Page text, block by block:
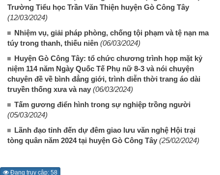
Trường Tiểu học Trần Văn Thiện huyện Gò Công Tây
(12/03/2024)
Nhiệm vụ, giải pháp phòng, chống tội phạm và tệ nạn ma
túy trong thanh, thiếu niên (06/03/2024)
Huyện Gò Công Tây: tổ chức chương trình họp mặt kỷ
niệm 114 năm Ngày Quốc Tế Phụ nữ 8-3 và nói chuyện
chuyên đề về bình đẳng giới, trình diễn thời trang áo dài
truyền thống xưa và nay (06/03/2024)
Tấm gương điển hình trong sự nghiệp trồng người
(05/03/2024)
Lãnh đạo tỉnh đến dự đêm giao lưu văn nghệ Hội trại
tòng quân năm 2024 tại huyện Gò Công Tây (25/02/2024)
Đang truy cập: 58